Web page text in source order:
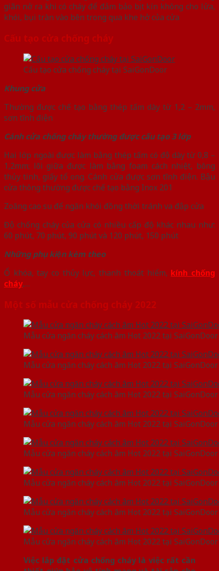
giãn nở ra khi có cháy để đảm bảo bịt kín không cho lửa,
khói, bụi tràn vào bên trong qua khe hở của cửa
Cấu tạo cửa chống cháy
Cấu tạo cửa chống cháy tại SaiGonDoor
Khung cửa
Thường được chế tạo bằng thép tấm dày từ 1,2 – 2mm,
sơn tĩnh điện
Cánh cửa chống cháy thường được cấu tạo 3 lớp
Hai lớp ngoài được làm bằng thép tấm có độ dày từ 0,8 –
1,2mm; lõi giữa được làm bằng foam cách nhiệt, bông
thủy tinh, giấy tổ ong. Cánh cửa được sơn tĩnh điện. Bậu
cửa thông thường được chế tạo bằng Inox 201
Zoăng cao su để ngăn khói đồng thời tránh va đập cửa
Độ chống cháy của cửa có nhiều cấp độ khác nhau như:
60 phút, 70 phút, 90 phút và 120 phút, 150 phút
Những phụ kiện kèm theo
Ổ khóa, tay co thủy lực, thanh thoát hiểm, kính chống
cháy,…
Một số mẫu cửa chống cháy 2022
Mẫu cửa ngăn cháy cách âm Hot 2022 tại SaiGonDoor
Mẫu cửa ngăn cháy cách âm Hot 2022 tại SaiGonDoor
Mẫu cửa ngăn cháy cách âm Hot 2022 tại SaiGonDoor
Mẫu cửa ngăn cháy cách âm Hot 2022 tại SaiGonDoor
Mẫu cửa ngăn cháy cách âm Hot 2022 tại SaiGonDoor
Mẫu cửa ngăn cháy cách âm Hot 2022 tại SaiGonDoor
Mẫu cửa ngăn cháy cách âm Hot 2022 tại SaiGonDoor
Mẫu cửa ngăn cháy cách âm Hot 2022 tại SaiGonDoor
Việc lắp đặt cửa chống cháy là việc rất cần